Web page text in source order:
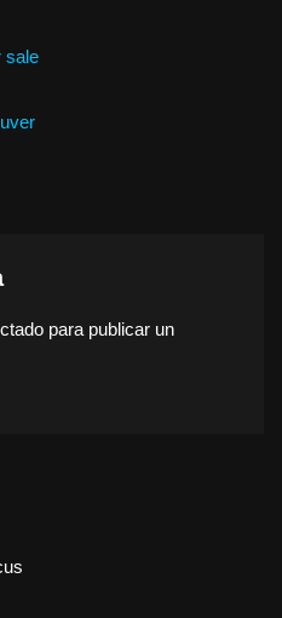
sale
para publicar un